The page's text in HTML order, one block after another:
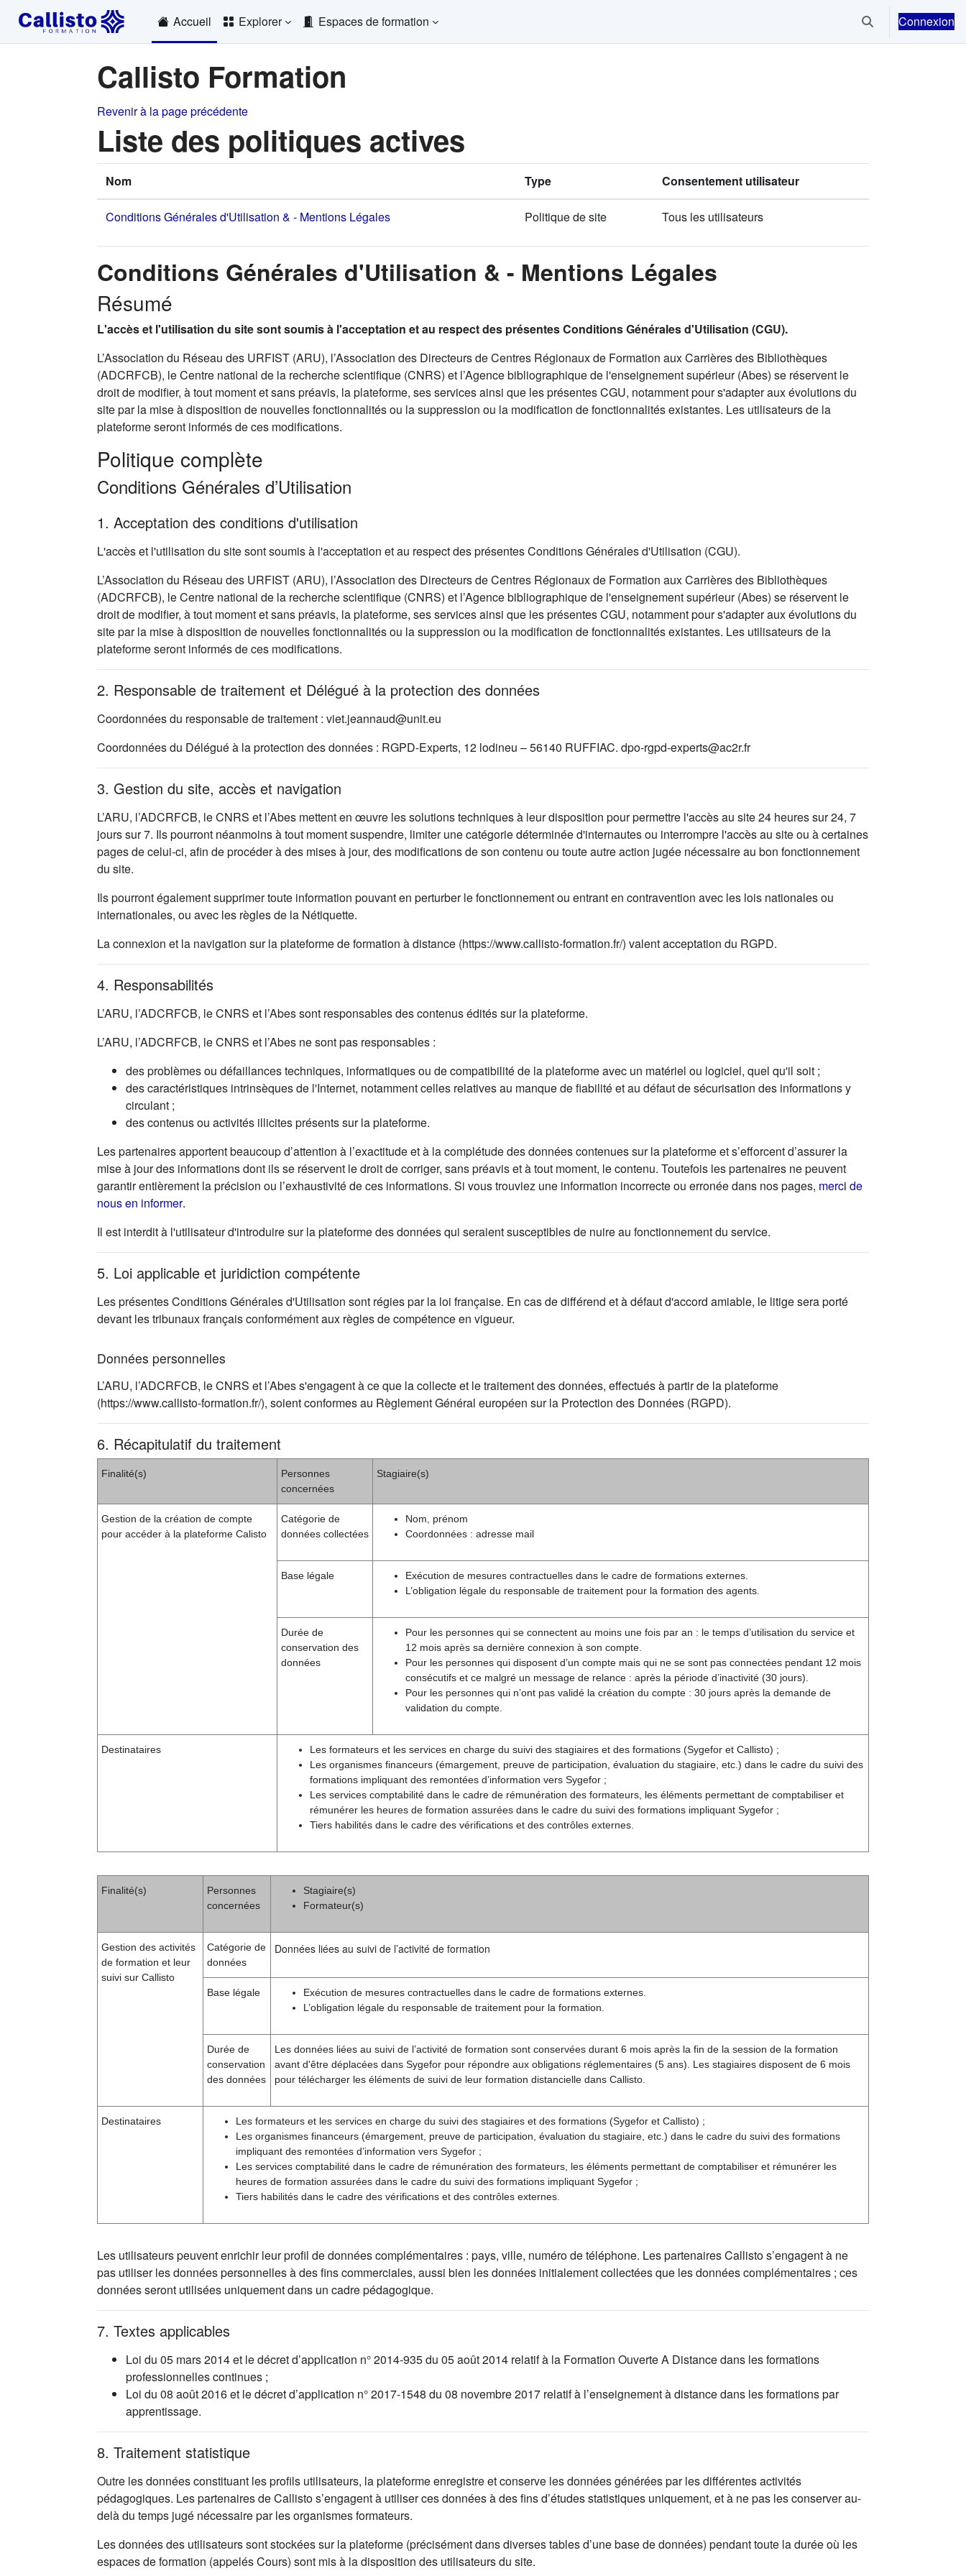
Passer au contenu principal
Accueil
Explorer Espaces de formation Activer/désactiver
Connexion
Callisto Formation
Revenir à la page précédente
Liste des politiques actives
Nom Type Consentement utilisateur
Conditions Générales d'Utilisation & - Mentions Légales Politique de site Tous les utilisateurs
Conditions Générales d'Utilisation & - Mentions Légales
Résumé
L'accès et l'utilisation du site sont soumis à l'acceptation et au respect des présentes Conditions Générales d'Utilisation (CGU).
L’Association du Réseau des URFIST (ARU), l’Association des Directeurs de Centres Régionaux de Formation aux Carrières des Bibliothèques
(ADCRFCB), le Centre national de la recherche scientifique (CNRS) et l’Agence bibliographique de l'enseignement supérieur (Abes) se réservent le
droit de modifier, à tout moment et sans préavis, la plateforme, ses services ainsi que les présentes CGU, notamment pour s'adapter aux évolutions du
site par la mise à disposition de nouvelles fonctionnalités ou la suppression ou la modification de fonctionnalités existantes. Les utilisateurs de la
plateforme seront informés de ces modifications.
Politique complète
Conditions Générales d’Utilisation
1. Acceptation des conditions d'utilisation
L'accès et l'utilisation du site sont soumis à l'acceptation et au respect des présentes Conditions Générales d'Utilisation (CGU).
L’Association du Réseau des URFIST (ARU), l’Association des Directeurs de Centres Régionaux de Formation aux Carrières des Bibliothèques
(ADCRFCB), le Centre national de la recherche scientifique (CNRS) et l’Agence bibliographique de l'enseignement supérieur (Abes) se réservent le
droit de modifier, à tout moment et sans préavis, la plateforme, ses services ainsi que les présentes CGU, notamment pour s'adapter aux évolutions du
site par la mise à disposition de nouvelles fonctionnalités ou la suppression ou la modification de fonctionnalités existantes. Les utilisateurs de la
plateforme seront informés de ces modifications.
2. Responsable de traitement et Délégué à la protection des données
Coordonnées du responsable de traitement : viet.jeannaud@unit.eu
Coordonnées du Délégué à la protection des données : RGPD-Experts, 12 lodineu – 56140 RUFFIAC. dpo-rgpd-experts@ac2r.fr
3. Gestion du site, accès et navigation
L’ARU, l’ADCRFCB, le CNRS et l’Abes mettent en œuvre les solutions techniques à leur disposition pour permettre l'accès au site 24 heures sur 24, 7
jours sur 7. Ils pourront néanmoins à tout moment suspendre, limiter une catégorie déterminée d'internautes ou interrompre l'accès au site ou à certaines
pages de celui-ci, afin de procéder à des mises à jour, des modifications de son contenu ou toute autre action jugée nécessaire au bon fonctionnement
du site.
Ils pourront également supprimer toute information pouvant en perturber le fonctionnement ou entrant en contravention avec les lois nationales ou
internationales, ou avec les règles de la Nétiquette.
La connexion et la navigation sur la plateforme de formation à distance (https://www.callisto-formation.fr/) valent acceptation du RGPD.
4. Responsabilités
L’ARU, l’ADCRFCB, le CNRS et l’Abes sont responsables des contenus édités sur la plateforme.
L’ARU, l’ADCRFCB, le CNRS et l’Abes ne sont pas responsables :
des problèmes ou défaillances techniques, informatiques ou de compatibilité de la plateforme avec un matériel ou logiciel, quel qu'il soit ;
des caractéristiques intrinsèques de l'Internet, notamment celles relatives au manque de fiabilité et au défaut de sécurisation des informations y
circulant ;
des contenus ou activités illicites présents sur la plateforme.
Les partenaires apportent beaucoup d’attention à l’exactitude et à la complétude des données contenues sur la plateforme et s’efforcent d’assurer la
mise à jour des informations dont ils se réservent le droit de corriger, sans préavis et à tout moment, le contenu. Toutefois les partenaires ne peuvent
garantir entièrement la précision ou l’exhaustivité de ces informations. Si vous trouviez une information incorrecte ou erronée dans nos pages, merci de
nous en informer(s'ouvre dans un nouvel onglet)
.
Il est interdit à l'utilisateur d'introduire sur la plateforme des données qui seraient susceptibles de nuire au fonctionnement du service.
5. Loi applicable et juridiction compétente
Les présentes Conditions Générales d'Utilisation sont régies par la loi française. En cas de différend et à défaut d'accord amiable, le litige sera porté
devant les tribunaux français conformément aux règles de compétence en vigueur.
Données personnelles
L’ARU, l’ADCRFCB, le CNRS et l’Abes s'engagent à ce que la collecte et le traitement des données, effectués à partir de la plateforme
(https://www.callisto-formation.fr/), soient conformes au Règlement Général européen sur la Protection des Données (RGPD).
6. Récapitulatif du traitement
Finalité(s)
Personnes
concernées
Stagiaire(s)
Gestion de la création de compte
pour accéder à la plateforme Calisto
Catégorie de
données collectées
Nom, prénom
Coordonnées : adresse mail
Base légale
Exécution de mesures contractuelles dans le cadre de formations externes.
L’obligation légale du responsable de traitement pour la formation des agents.
Durée de
conservation des
données
Pour les personnes qui se connectent au moins une fois par an : le temps d’utilisation du service et
12 mois après sa dernière connexion à son compte.
Pour les personnes qui disposent d’un compte mais qui ne se sont pas connectées pendant 12 mois
consécutifs et ce malgré un message de relance : après la période d’inactivité (30 jours).
Pour les personnes qui n’ont pas validé la création du compte : 30 jours après la demande de
validation du compte.
Destinataires
Les formateurs et les services en charge du suivi des stagiaires et des formations (Sygefor et Callisto) ;
Les organismes financeurs (émargement, preuve de participation, évaluation du stagiaire, etc.) dans le cadre du suivi des
formations impliquant des remontées d’information vers Sygefor ;
Les services comptabilité dans le cadre de rémunération des formateurs, les éléments permettant de comptabiliser et
rémunérer les heures de formation assurées dans le cadre du suivi des formations impliquant Sygefor ;
Tiers habilités dans le cadre des vérifications et des contrôles externes.
Finalité(s)
Personnes
concernées
Stagiaire(s)
Formateur(s)
Gestion des activités
de formation et leur
suivi sur Callisto
Catégorie de
données
Données liées au suivi de l’activité de formation
Base légale
Exécution de mesures contractuelles dans le cadre de formations externes.
L’obligation légale du responsable de traitement pour la formation.
Durée de
conservation
des données
Les données liées au suivi de l’activité de formation sont conservées durant 6 mois après la fin de la session de la formation
avant d'être déplacées dans Sygefor pour répondre aux obligations réglementaires (5 ans). Les stagiaires disposent de 6 mois
pour télécharger les éléments de suivi de leur formation distancielle dans Callisto.
Destinataires
Les formateurs et les services en charge du suivi des stagiaires et des formations (Sygefor et Callisto) ;
Les organismes financeurs (émargement, preuve de participation, évaluation du stagiaire, etc.) dans le cadre du suivi des formations
impliquant des remontées d’information vers Sygefor ;
Les services comptabilité dans le cadre de rémunération des formateurs, les éléments permettant de comptabiliser et rémunérer les
heures de formation assurées dans le cadre du suivi des formations impliquant Sygefor ;
Tiers habilités dans le cadre des vérifications et des contrôles externes.
Les utilisateurs peuvent enrichir leur profil de données complémentaires : pays, ville, numéro de téléphone. Les partenaires Callisto s’engagent à ne
pas utiliser les données personnelles à des fins commerciales, aussi bien les données initialement collectées que les données complémentaires ; ces
données seront utilisées uniquement dans un cadre pédagogique.
7. Textes applicables
Loi du 05 mars 2014 et le décret d’application n° 2014-935 du 05 août 2014 relatif à la Formation Ouverte A Distance dans les formations
professionnelles continues ;
Loi du 08 août 2016 et le décret d’application n° 2017-1548 du 08 novembre 2017 relatif à l’enseignement à distance dans les formations par
apprentissage.
8. Traitement statistique
Outre les données constituant les profils utilisateurs, la plateforme enregistre et conserve les données générées par les différentes activités
pédagogiques. Les partenaires de Callisto s’engagent à utiliser ces données à des fins d’études statistiques uniquement, et à ne pas les conserver au-
delà du temps jugé nécessaire par les organismes formateurs.
Les données des utilisateurs sont stockées sur la plateforme (précisément dans diverses tables d’une base de données) pendant toute la durée où les
espaces de formation (appelés Cours) sont mis à la disposition des utilisateurs du site.